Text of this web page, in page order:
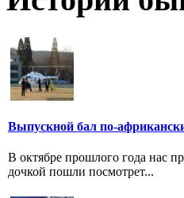
Выпускной бал по-
В октябре прошлого года нас
дочкой пошли посмотрет...